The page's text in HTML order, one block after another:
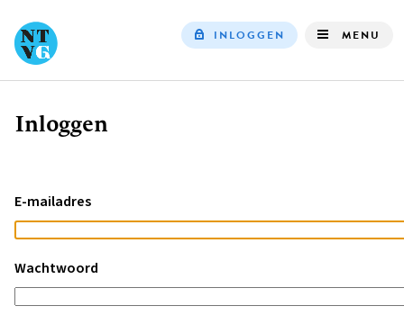
INLOGGEN MENU
Kruimelpad
Inloggen
E-mailadres
Wachtwoord